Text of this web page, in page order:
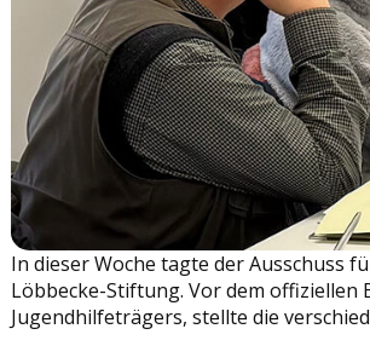
In dieser Woche tagte der Ausschuss
Löbbecke-Stiftung. Vor dem offiziellen
Jugendhilfeträgers, stellte die